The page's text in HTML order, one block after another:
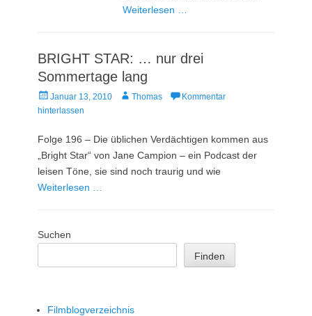
Weiterlesen …
BRIGHT STAR: … nur drei
Sommertage lang
Veröffentlicht
am
Januar 13, 2010 AutorThomas
Kommentar
hinterlassen
Folge 196 – Die üblichen Verdächtigen kommen aus
„Bright Star“ von Jane Campion – ein Podcast der
leisen Töne, sie sind noch traurig und wie
Weiterlesen …
Suchen
Finden
Filmblogverzeichnis